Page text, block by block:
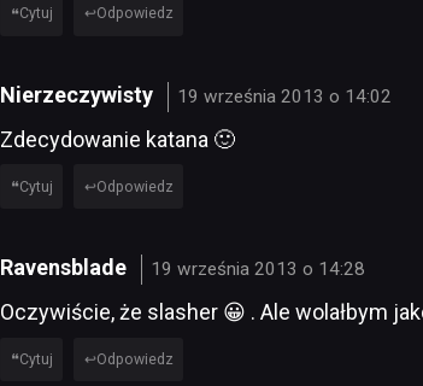
Cytuj Odpowiedz
Nierzeczywisty 19 września 2013 o 14:02
Zdecydowanie katana 🙂
Cytuj Odpowiedz
Ravensblade 19 września 2013 o 14:28
Oczywiście, że slasher 😀 . Ale wolałbym
Cytuj Odpowiedz